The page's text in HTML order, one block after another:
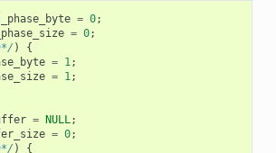
= 0;
= 0;
)
{
= 1;
= 1;
= NULL;
= 0;
)
{